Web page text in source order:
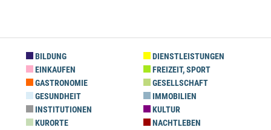
BILDUNG
DIENSTLEISTUNGEN
EINKAUFEN
FREIZEIT, SPORT
GASTRONOMIE
GESELLSCHAFT
GESUNDHEIT
IMMOBILIEN
INSTITUTIONEN
KULTUR
KURORTE
NACHTLEBEN